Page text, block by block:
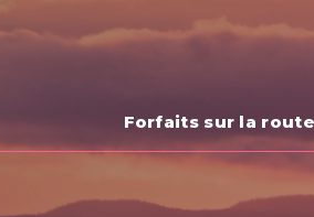
Forfaits sur la route